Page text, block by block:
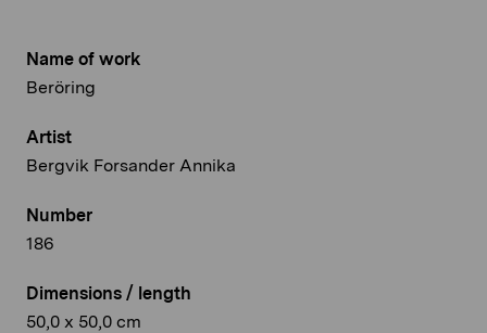
Name of work
Beröring
Artist
Bergvik Forsander Annika
Number
186
Dimensions / length
50,0 x 50,0 cm